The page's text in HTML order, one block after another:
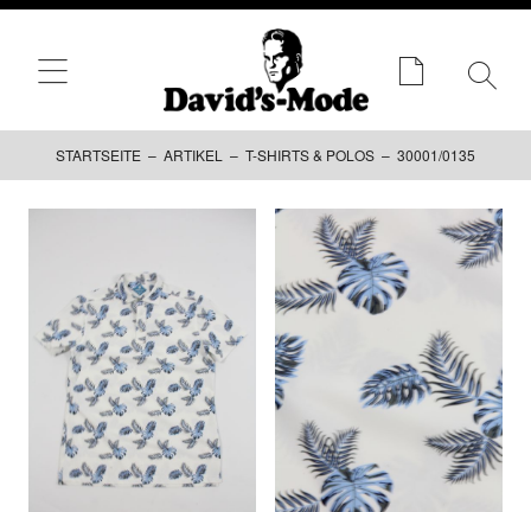
STARTSEITE – ARTIKEL – T-SHIRTS & POLOS – 30001/0135